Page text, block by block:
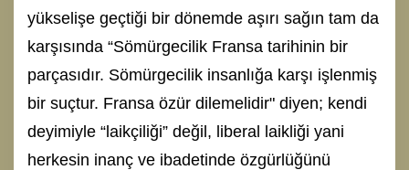
yükselişe geçtiği bir dönemde aşırı sağın tam da
karşısında “Sömürgecilik Fransa tarihinin bir
parçasıdır. Sömürgecilik insanlığa karşı işlenmiş
bir suçtur. Fransa özür dilemelidir" diyen; kendi
deyimiyle “laikçiliği” değil, liberal laikliği yani
herkesin inanç ve ibadetinde özgürlüğünü